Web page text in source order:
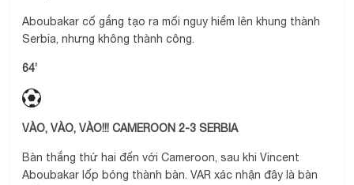
Aboubakar cố gắng tạo ra mối nguy hiểm lên khung thành
Serbia, nhưng không thành công.
64’
VÀO, VÀO, VÀO!!! CAMEROON 2-3 SERBIA
Bàn thắng thứ hai đến với Cameroon, sau khi Vincent
Aboubakar lốp bóng thành bàn. VAR xác nhận đây là bàn